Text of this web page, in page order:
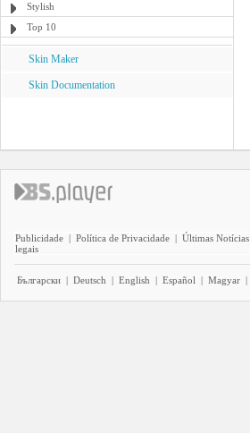
Stylish
Top 10
Skin Maker
Skin Documentation
Publicidade | Política de Privacidade | Últimas Notícias
legais
Български | Deutsch | English | Español | Magyar |